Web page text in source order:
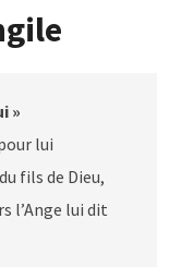
»
lui
fils de Dieu,
l’Ange lui dit